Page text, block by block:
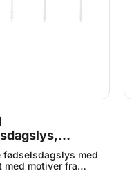
og Venner
Dekora
fødselsdagslys med
med motiver fra